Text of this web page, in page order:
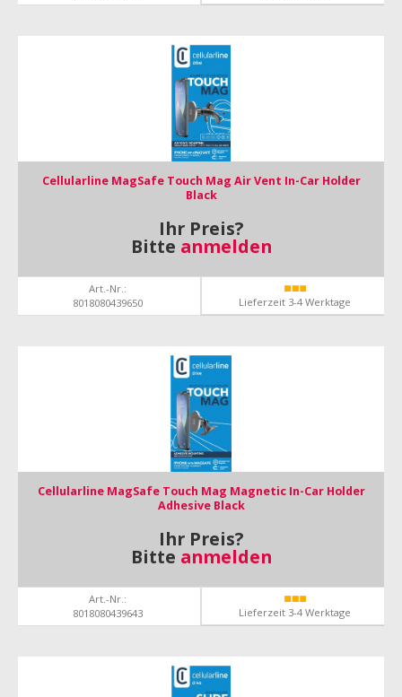
Cellularline MagSafe Touch Mag Air Vent In-Car Holder
Black
Ihr Preis?
Bitte anmelden
Art.-Nr.:
8018080439650
Lieferzeit 3-4 Werktage
Cellularline MagSafe Touch Mag Magnetic In-Car Holder
Adhesive Black
Ihr Preis?
Bitte anmelden
Art.-Nr.:
8018080439643
Lieferzeit 3-4 Werktage